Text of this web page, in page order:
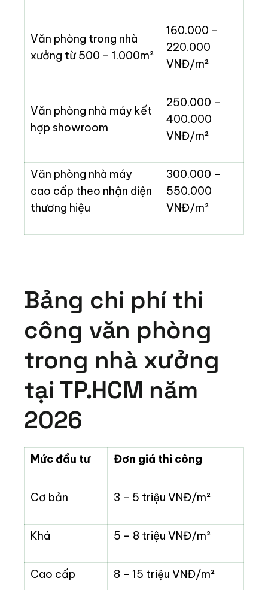
Văn phòng trong nhà
xưởng từ 500 – 1.000m²
160.000 –
220.000
VNĐ/m²
Văn phòng nhà máy kết
hợp showroom
250.000 –
400.000
VNĐ/m²
Văn phòng nhà máy
cao cấp theo nhận diện
thương hiệu
300.000 –
550.000
VNĐ/m²
Bảng chi phí thi
công văn phòng
trong nhà xưởng
tại TP.HCM năm
2026
Mức đầu tư Đơn giá thi công
Cơ bản 3 – 5 triệu VNĐ/m²
Khá 5 – 8 triệu VNĐ/m²
Cao cấp 8 – 15 triệu VNĐ/m²